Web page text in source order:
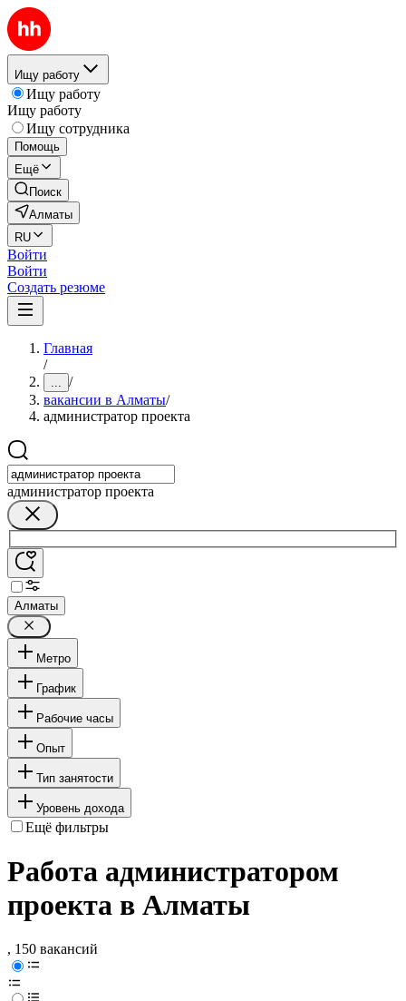
Ищу работу
Ищу работу
Ищу работу
Ищу сотрудника
Помощь
Ещё
Поиск
Алматы
RU
Войти
Войти
Создать резюме
Главная
/
... /
вакансии в Алматы/
администратор проекта
администратор проекта
Алматы
Метро
График
Рабочие часы
Опыт
Тип занятости
Уровень дохода
Ещё фильтры
Работа администратором
проекта в Алматы
, 150 вакансий